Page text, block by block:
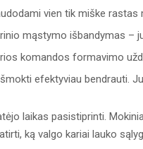
vien tik miške rastas
mąstymo išbandymas –
komandos formavimo
efektyviau bendrauti.
laikas pasistiprinti.
ką valgo kariai lauko